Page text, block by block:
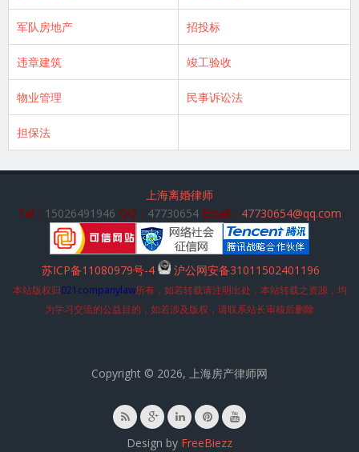
军队房地产 招投标
违章建筑 竣工验收
物业管理 民事诉讼法
担保法
上海离婚律师
Tel： 15026491946 QQ： 47730654 Email： 47730654@qq.com
苏ICP备11080979号-4 沪公网安备31011502401196
本站版权归021companylaw所有，如若转载请注明出处，本站转载之资源，均
为学习交流的公益目的，如若涉及版权，请联系站长审核后删除
Copyright © 2026, 上海房产律师网
Design by FreeBiezz